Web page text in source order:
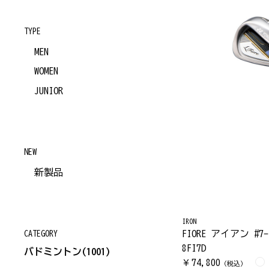
IRON
FIORE アイアン
8FI7D
￥ 74,800 （税込）
TYPE
MEN
WOMEN
JUNIOR
NEW
新製品
CATEGORY
バドミントン(1001)